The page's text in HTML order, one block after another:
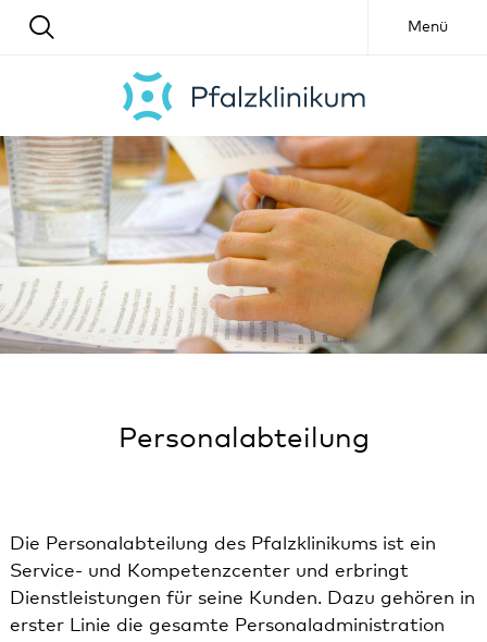
Menü
Personalabteilung
Die Personalabteilung des Pfalzklinikums ist ein
Service- und Kompetenzcenter und erbringt
Dienstleistungen für seine Kunden. Dazu gehören in
erster Linie die gesamte Personaladministration